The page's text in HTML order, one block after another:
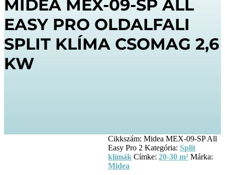
MIDEA MEX-09-SP ALL
EASY PRO OLDALFALI
SPLIT KLÍMA CSOMAG 2,6
KW
Cikkszám:Midea MEX-09-SP All
Easy Pro 2 Kategória: Split
klímák Címke:20-30 m² Márka:
Midea